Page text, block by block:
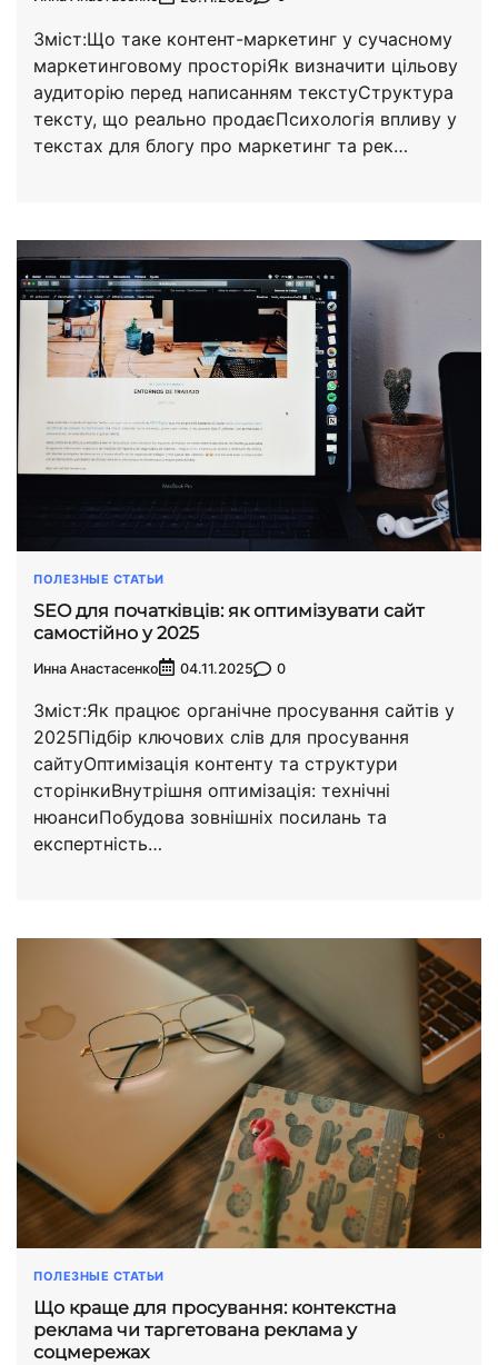
Зміст:Що таке контент-маркетинг у сучасному
маркетинговому просторіЯк визначити цільову
аудиторію перед написанням текстуСтруктура
тексту, що реально продаєПсихологія впливу у
текстах для блогу про маркетинг та рек…
ПОЛЕЗНЫЕ СТАТЬИ
SEO для початківців: як оптимізувати сайт
самостійно у 2025
Инна Анастасенко 04.11.2025 0
Зміст:Як працює органічне просування сайтів у
2025Підбір ключових слів для просування
сайтуОптимізація контенту та структури
сторінкиВнутрішня оптимізація: технічні
нюансиПобудова зовнішніх посилань та
експертність…
ПОЛЕЗНЫЕ СТАТЬИ
Що краще для просування: контекстна
реклама чи таргетована реклама у
соцмережах